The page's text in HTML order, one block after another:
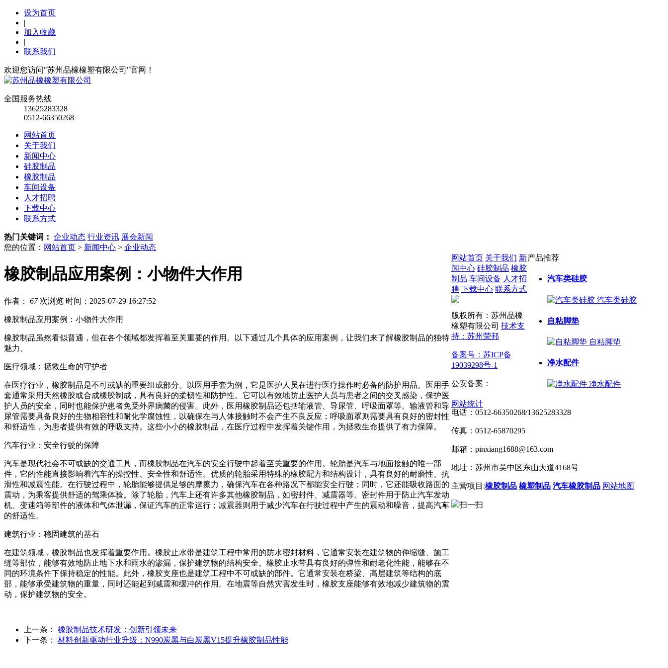
设为首页
|
加入收藏
|
联系我们
欢迎您访问"苏州品橡橡塑有限公司"官网！
全国服务热线
13625283328
0512-66350268
网站首页
关于我们
新闻中心
硅胶制品
橡胶制品
车间设备
人才招聘
下载中心
联系方式
热门关键词： 企业动态 行业资讯 展会新闻
您的位置： 网站首页 > 新闻中心 > 企业动态
产品推荐
汽车类硅胶
汽车类硅胶
自粘脚垫
自粘脚垫
净水配件
净水配件
橡胶制品应用案例：小物件大作用
作者： 67次浏览 时间：2025-07-29 16:27:52
橡胶制品应用案例：小物件大作用
橡胶制品虽然看似普通，但在各个领域都发挥着至关重要的作用。以下通过几个具体的应用案例，让我们来了解橡胶制品的独特
魅力。
医疗领域：拯救生命的守护者
在医疗行业，橡胶制品是不可或缺的重要组成部分。以医用手套为例，它是医护人员在进行医疗操作时必备的防护用品。医用手
套通常采用天然橡胶或合成橡胶制成，具有良好的柔韧性和防护性。它可以有效地防止医护人员与患者之间的交叉感染，保护医
护人员的安全，同时也能保护患者免受外界病菌的侵害。此外，医用橡胶制品还包括输液管、导尿管、呼吸面罩等。输液管和导
尿管需要具备良好的生物相容性和耐化学腐蚀性，以确保在与人体接触时不会产生不良反应；呼吸面罩则需要具有良好的密封性
和舒适性，为患者提供有效的呼吸支持。这些小小的橡胶制品，在医疗过程中发挥着关键作用，为拯救生命提供了有力保障。
汽车行业：安全行驶的保障
汽车是现代社会不可或缺的交通工具，而橡胶制品在汽车的安全行驶中起着至关重要的作用。轮胎是汽车与地面接触的唯一部
件，它的性能直接影响着汽车的操控性、安全性和舒适性。优质的轮胎采用特殊的橡胶配方和结构设计，具有良好的耐磨性、抗
滑性和减震性能。在行驶过程中，轮胎能够提供足够的摩擦力，确保汽车在各种路况下都能安全行驶；同时，它还能吸收路面的
震动，为乘客提供舒适的驾乘体验。除了轮胎，汽车上还有许多其他橡胶制品，如密封件、减震器等。密封件用于防止汽车发动
机、变速箱等部件的液体和气体泄漏，保证汽车的正常运行；减震器则用于减少汽车在行驶过程中产生的震动和噪音，提高汽车
的舒适性。
建筑行业：稳固建筑的基石
在建筑领域，橡胶制品也发挥着重要作用。橡胶止水带是建筑工程中常用的防水密封材料，它通常安装在建筑物的伸缩缝、施工
缝等部位，能够有效地防止地下水和雨水的渗漏，保护建筑物的结构安全。橡胶止水带具有良好的弹性和耐老化性能，能够在不
同的环境条件下保持稳定的性能。此外，橡胶支座也是建筑工程中不可或缺的部件。它通常安装在桥梁、高层建筑等结构的底
部，能够承受建筑物的重量，同时还能起到减震和缓冲的作用。在地震等自然灾害发生时，橡胶支座能够有效地减少建筑物的震
动，保护建筑物的安全。
上一条：
橡胶制品技术研发：创新引领未来
下一条：
材料创新驱动行业升级：N990炭黑与白炭黑V15提升橡胶制品性能
网站首页 关于我们 新
闻中心 硅胶制品 橡胶
制品 车间设备 人才招
聘 下载中心 联系方式
版权所有：苏州品橡
橡塑有限公司 技术支
持：苏州荣邦
备案号：苏ICP备
19039298号-1
公安备案：
电话：0512-66350268/13625283328
传真：0512-65870295
邮箱：pinxiang1688@163.com
地址：苏州市吴中区东山大道4168号
主营项目:橡胶制品 橡塑制品 汽车橡胶制品 网站地图
扫一扫
网站统计